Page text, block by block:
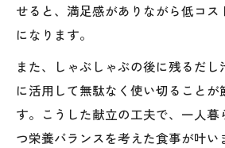
せると、満足感がありながら低コス
になります。
また、しゃぶしゃぶの後に残るだ
に活用して無駄なく使い切ることが
す。こうした献立の工夫で、一人
つ栄養バランスを考えた食事が叶い